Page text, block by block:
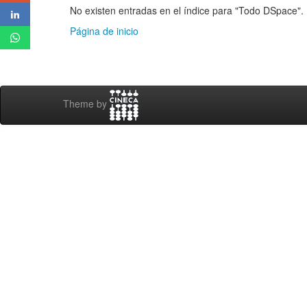
No existen entradas en el índice para "Todo DSpace".
Página de inicio
Theme by